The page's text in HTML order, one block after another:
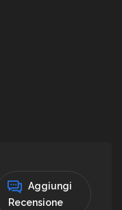
Aggiungi
Recensione